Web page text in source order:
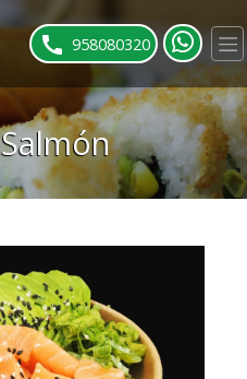
958080320